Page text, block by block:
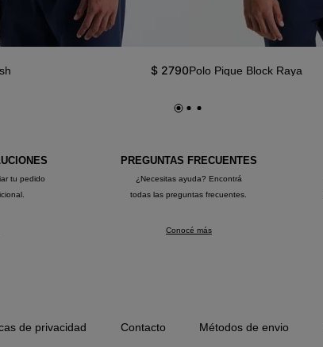
$ 2790Polo Pique Block Raya
tu pedido
PREGUNTAS FRECUENTES
¿Necesitas ayuda? Encontrá
todas las preguntas frecuentes.
Conocé más
de privacidad Contacto Métodos de envio